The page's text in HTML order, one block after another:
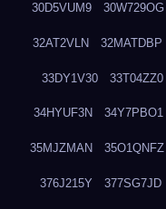
30D5VUM9 30W729OG
32AT2VLN 32MATDBP
33DY1V30 33T04ZZ0
34HYUF3N 34Y7PBO1
35MJZMAN 35O1QNFZ
376J215Y 377SG7JD